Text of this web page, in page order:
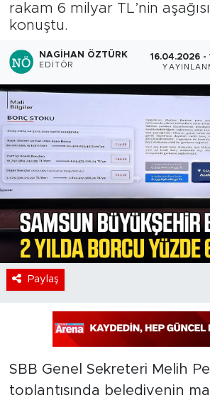
rakam 6 milyar TL’nin
konuştu.
NAGIHAN ÖZTÜRK
EDITÖR
16.04.2026 -
Paylaş
SBB Genel Sekreteri Melih
toplantısında belediyenin